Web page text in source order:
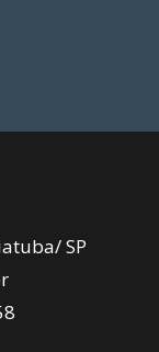
SP